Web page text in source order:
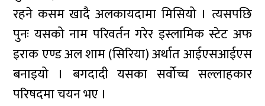
रहने कसम खादै अलकायदामा मिसियो । त्यसपछि
पुनः यसको नाम परिवर्तन गरेर इस्लामिक स्टेट अफ
इराक एण्ड अल शाम (सिरिया) अर्थात आईएसआईएस
बनाइयो । बगदादी यसका सर्वोच्च सल्लाहकार
परिषदमा चयन भए ।